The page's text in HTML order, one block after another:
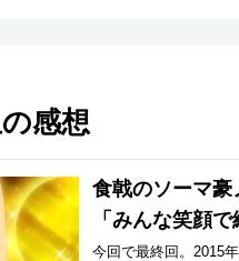
感想
食戟のソーマ
「みんな笑顔で
今回で最終回。2015